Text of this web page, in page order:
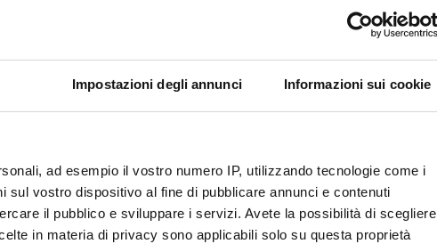
Impostazioni degli annunci Informazioni sui cookie
ad esempio il vostro numero IP, utilizzando tecnologie come i
vostro dispositivo al fine di pubblicare annunci e contenuti
il pubblico e sviluppare i servizi. Avete la possibilità di scegliere
in materia di privacy sono applicabili solo su questa proprietà